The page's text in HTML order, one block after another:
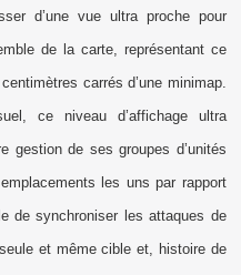
d’une vue ultra proche pour
de la carte, représentant ce
carrés d’une minimap.
ce niveau d’affichage ultra
gestion de ses groupes d’unités
les uns par rapport
de synchroniser les attaques de
et même cible et, histoire de